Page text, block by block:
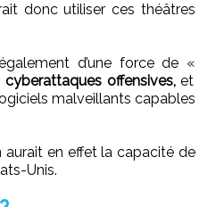
donc utiliser ces théâtres
d’une force de «
cyberattaques offensives,et
malveillants capables
aurait en effet la capacité de
Unis.